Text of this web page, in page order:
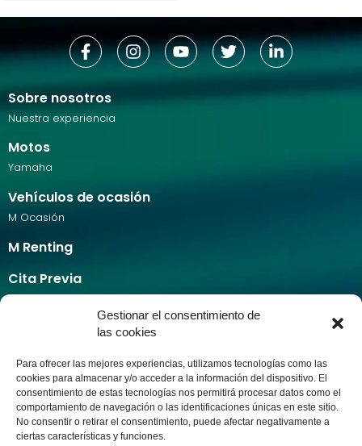
Gestionar el consentimiento de
las cookies
Para ofrecer las mejores experiencias, utilizamos tecnologías como las
cookies para almacenar y/o acceder a la información del dispositivo. El
consentimiento de estas tecnologías nos permitirá procesar datos como el
comportamiento de navegación o las identificaciones únicas en este sitio.
No consentir o retirar el consentimiento, puede afectar negativamente a
ciertas características y funciones.
Horarios
HONDA M-CAR
C. de los Aragoneses, 2, Alcobendas
Tel. 913587560
HONDA M-CAR (Dentro de Parque
Comercial Rio Norte)
Ctra de Fuencarral Alcobendas km1
28034 Madrid
Tel. 913 58 75 60
Horarios
Sobre nosotros
Nuestra experiencia
Motos
Yamaha
Vehículos de ocasión
M Ocasión
M Renting
Cita Previa
Calculadora de pintura
Taxi Ecològic
Alquiler de coches
Seguros
M Recambios